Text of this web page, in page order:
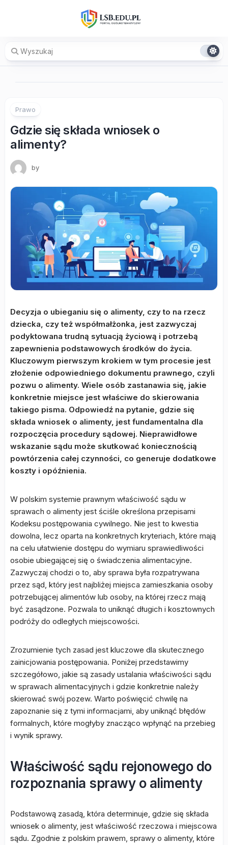
Prawo
Gdzie się składa wniosek o
alimenty?
by
Decyzja o ubieganiu się o alimenty, czy to na rzecz
dziecka, czy też współmałżonka, jest zazwyczaj
podyktowana trudną sytuacją życiową i potrzebą
zapewnienia podstawowych środków do życia.
Kluczowym pierwszym krokiem w tym procesie jest
złożenie odpowiedniego dokumentu prawnego, czyli
pozwu o alimenty. Wiele osób zastanawia się, jakie
konkretnie miejsce jest właściwe do skierowania
takiego pisma. Odpowiedź na pytanie, gdzie się
składa wniosek o alimenty, jest fundamentalna dla
rozpoczęcia procedury sądowej. Nieprawidłowe
wskazanie sądu może skutkować koniecznością
powtórzenia całej czynności, co generuje dodatkowe
koszty i opóźnienia.
W polskim systemie prawnym właściwość sądu w
sprawach o alimenty jest ściśle określona przepisami
Kodeksu postępowania cywilnego. Nie jest to kwestia
dowolna, lecz oparta na konkretnych kryteriach, które mają
na celu ułatwienie dostępu do wymiaru sprawiedliwości
osobie ubiegającej się o świadczenia alimentacyjne.
Zazwyczaj chodzi o to, aby sprawa była rozpatrywana
przez sąd, który jest najbliżej miejsca zamieszkania osoby
potrzebującej alimentów lub osoby, na której rzecz mają
być zasądzone. Pozwala to uniknąć długich i kosztownych
podróży do odległych miejscowości.
Zrozumienie tych zasad jest kluczowe dla skutecznego
zainicjowania postępowania. Poniżej przedstawimy
szczegółowo, jakie są zasady ustalania właściwości sądu
w sprawach alimentacyjnych i gdzie konkretnie należy
skierować swój pozew. Warto poświęcić chwilę na
zapoznanie się z tymi informacjami, aby uniknąć błędów
formalnych, które mogłyby znacząco wpłynąć na przebieg
i wynik sprawy.
Właściwość sądu rejonowego do
rozpoznania sprawy o alimenty
Podstawową zasadą, która determinuje, gdzie się składa
wniosek o alimenty, jest właściwość rzeczowa i miejscowa
sądu. Zgodnie z polskim prawem, sprawy o alimenty, które